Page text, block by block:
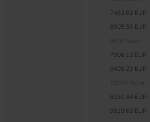
7483,69 EUR
8905,59 EUR
7906,13 EUR
9408,29 EUR
8251,84 EUR
9819,69 EUR